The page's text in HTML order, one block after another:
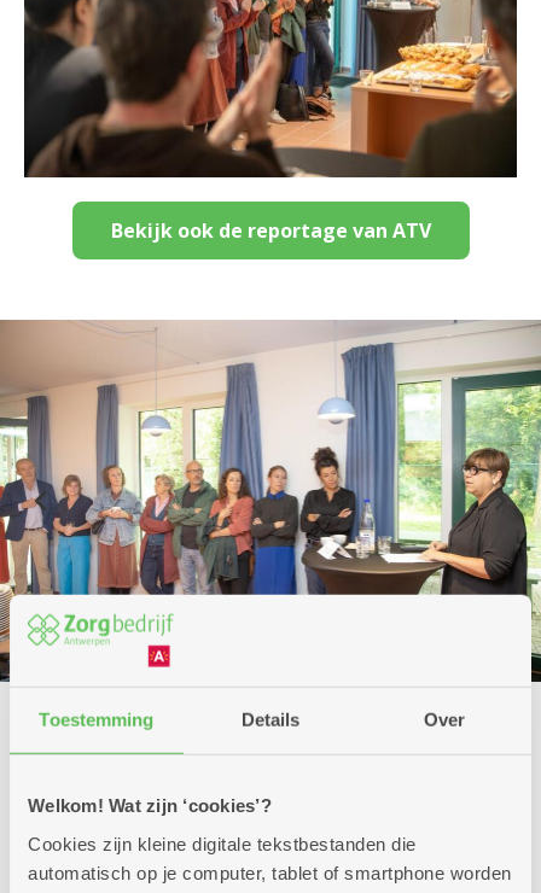
Toestemming Details Over
Welkom! Wat zijn ‘cookies’?
Cookies zijn kleine digitale tekstbestanden die
automatisch op je computer, tablet of smartphone worden
Bekijk ook de reportage van ATV
Previous Next